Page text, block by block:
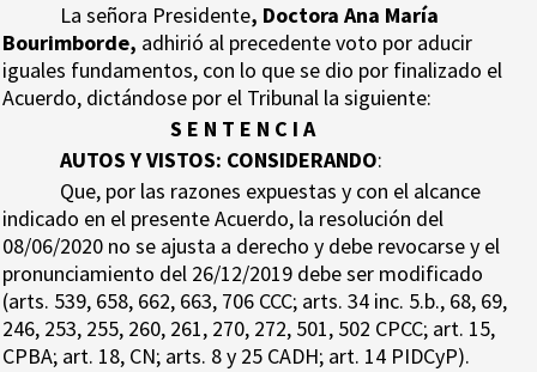
La señora Presidente, Doctora Ana María
Bourimborde, adhirió al precedente voto por aducir
iguales fundamentos, con lo que se dio por finalizado el
Acuerdo, dictándose por el Tribunal la siguiente:
S E N T E N C I A
AUTOS Y VISTOS: CONSIDERANDO:
Que, por las razones expuestas y con el alcance
indicado en el presente Acuerdo, la resolución del
08/06/2020 no se ajusta a derecho y debe revocarse y el
pronunciamiento del 26/12/2019 debe ser modificado
(arts. 539, 658, 662, 663, 706 CCC; arts. 34 inc. 5.b., 68, 69,
246, 253, 255, 260, 261, 270, 272, 501, 502 CPCC; art. 15,
CPBA; art. 18, CN; arts. 8 y 25 CADH; art. 14 PIDCyP).